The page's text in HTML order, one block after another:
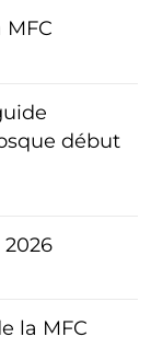
MFC
début
la MFC